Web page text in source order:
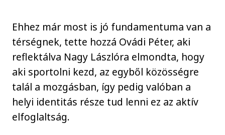
Ehhez már most is jó fundamentuma van a
térségnek, tette hozzá Ovádi Péter, aki
reflektálva Nagy Lászlóra elmondta, hogy
aki sportolni kezd, az egyből közösségre
talál a mozgásban, így pedig valóban a
helyi identitás része tud lenni ez az aktív
elfoglaltság.